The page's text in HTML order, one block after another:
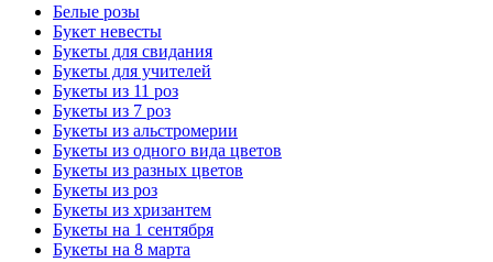
Белые розы
Букет невесты
Букеты для свидания
Букеты для учителей
Букеты из 11 роз
Букеты из 7 роз
Букеты из альстромерии
Букеты из одного вида цветов
Букеты из разных цветов
Букеты из роз
Букеты из хризантем
Букеты на 1 сентября
Букеты на 8 марта